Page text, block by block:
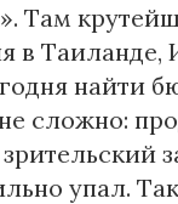
Там
в Таиланде,
найти
сложно:
упал.